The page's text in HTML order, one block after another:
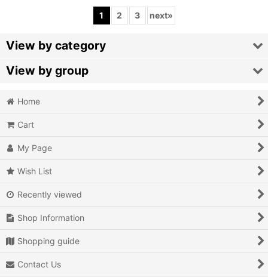
1 2 3 next»
View by category
Video Games
Game Memorabilia
LaserDisc
Trading Cards
View by group
Action
Action RPG
Adventure
Home
Cart
My Page
Wish List
Recently viewed
Shop Information
Shopping guide
Contact Us